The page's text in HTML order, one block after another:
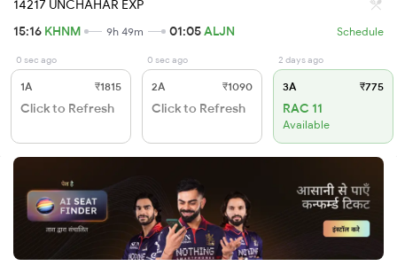
14217 UNCHAHAR EXP
15:16 KHNM 9h 49m 01:05ALJN Schedule
0 sec ago
1A ₹1815
Click to Refresh
0 sec ago
2A ₹1090
Click to Refresh
2 days ago
3A ₹775
RAC 11
Available